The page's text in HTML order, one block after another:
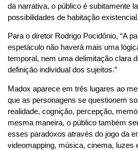
da narrativa, o público é subitamente
possibilidades de habitação existencial.
Para o diretor Rodrigo Pocidônio, “A
espetáculo não haverá mais uma
temporal, nem uma delimitação clara
definição individual dos sujeitos.”
Madox aparece em três lugares ao
que as personagens se questionem
realidade, cognição, percepção,
mesma maneira, o público também
esses paradoxos através do jogo da
videomapping, música, cinema, luzes